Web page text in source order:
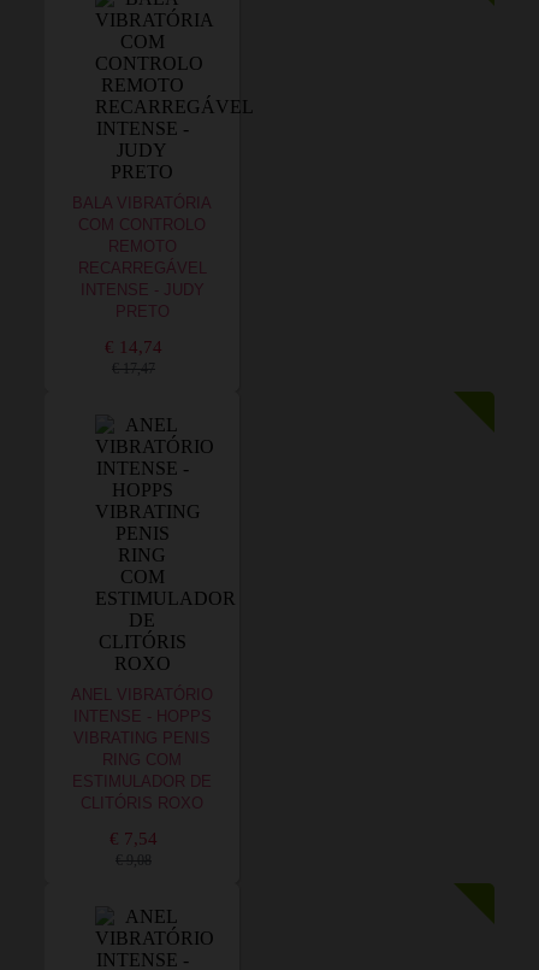
BALA VIBRATÓRIA
COM CONTROLO
REMOTO
RECARREGÁVEL
INTENSE - JUDY
PRETO
€ 14,74
€ 17,47
ANEL VIBRATÓRIO
INTENSE - HOPPS
VIBRATING PENIS
RING COM
ESTIMULADOR DE
CLITÓRIS ROXO
€ 7,54
€ 9,08